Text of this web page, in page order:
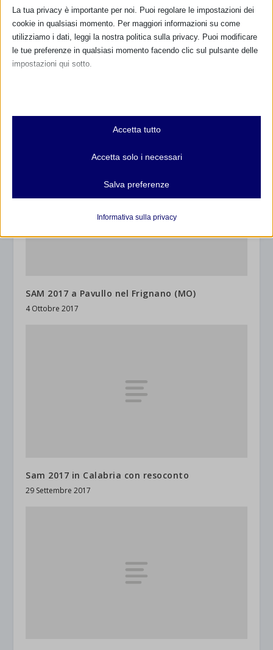
Grillandi Raffaella
POST CORRELATI
SAM 2017 a Pavullo nel Frignano (MO)
4 Ottobre 2017
Sam 2017 in Calabria con resoconto
29 Settembre 2017
La tua privacy è importante per noi. Puoi regolare le impostazioni dei
cookie in qualsiasi momento. Per maggiori informazioni su come
utilizziamo i dati, leggi la nostra politica sulla privacy. Puoi modificare
le tue preferenze in qualsiasi momento facendo clic sul pulsante delle
impostazioni qui sotto.
Essenziali
I cookie e i servizi essenziali abilitano le funzioni di base e sono
e servizi non richiedono il consenso dell'utente secondo il GDPR.
wp-settings-*
wp-settings-time-*
Analitici
interagiscono con il nostro sito web.
_ga_*
Questa categoria include tutti i cookie, i domini e i servizi che non
rientrano nelle altre categorie specifiche o che non sono stati
Accetta tutto
Accetta solo i necessari
Salva preferenze
Informativa sulla privacy